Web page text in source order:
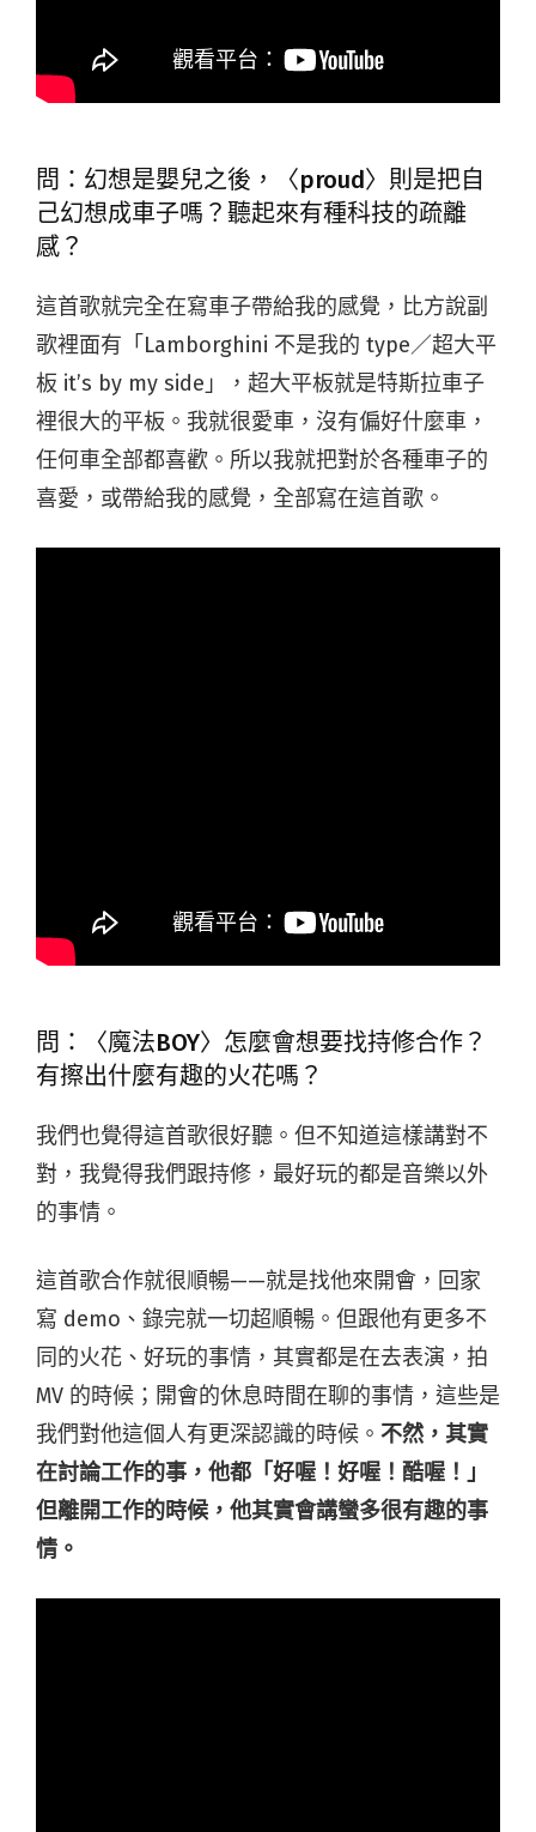
問：幻想是嬰兒之後，〈proud〉則是把自
己幻想成車子嗎？聽起來有種科技的疏離
感？
這首歌就完全在寫車子帶給我的感覺，比方說副
歌裡面有「Lamborghini 不是我的 type／超大平
板 it’s by my side」，超大平板就是特斯拉車子
裡很大的平板。我就很愛車，沒有偏好什麼車，
任何車全部都喜歡。所以我就把對於各種車子的
喜愛，或帶給我的感覺，全部寫在這首歌。
問：〈魔法BOY〉怎麼會想要找持修合作？
有擦出什麼有趣的火花嗎？
我們也覺得這首歌很好聽。但不知道這樣講對不
對，我覺得我們跟持修，最好玩的都是音樂以外
的事情。
這首歌合作就很順暢——就是找他來開會，回家
寫 demo、錄完就一切超順暢。但跟他有更多不
同的火花、好玩的事情，其實都是在去表演，拍
MV 的時候；開會的休息時間在聊的事情，這些是
我們對他這個人有更深認識的時候。 不然，其實
在討論工作的事，他都「好喔！好喔！酷喔！」
但離開工作的時候，他其實會講蠻多很有趣的事
情。